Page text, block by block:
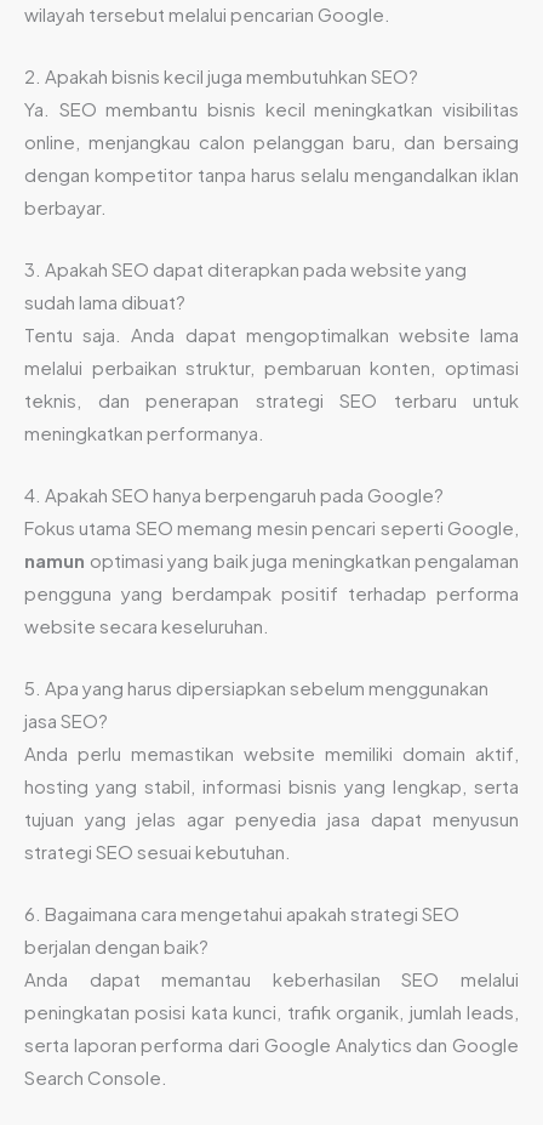
wilayah tersebut melalui pencarian Google.
2. Apakah bisnis kecil juga membutuhkan SEO?
Ya. SEO membantu bisnis kecil meningkatkan visibilitas
online, menjangkau calon pelanggan baru, dan bersaing
dengan kompetitor tanpa harus selalu mengandalkan iklan
berbayar.
3. Apakah SEO dapat diterapkan pada website yang
sudah lama dibuat?
Tentu saja. Anda dapat mengoptimalkan website lama
melalui perbaikan struktur, pembaruan konten, optimasi
teknis, dan penerapan strategi SEO terbaru untuk
meningkatkan performanya.
4. Apakah SEO hanya berpengaruh pada Google?
Fokus utama SEO memang mesin pencari seperti Google,
namun optimasi yang baik juga meningkatkan pengalaman
pengguna yang berdampak positif terhadap performa
website secara keseluruhan.
5. Apa yang harus dipersiapkan sebelum menggunakan
jasa SEO?
Anda perlu memastikan website memiliki domain aktif,
hosting yang stabil, informasi bisnis yang lengkap, serta
tujuan yang jelas agar penyedia jasa dapat menyusun
strategi SEO sesuai kebutuhan.
6. Bagaimana cara mengetahui apakah strategi SEO
berjalan dengan baik?
Anda dapat memantau keberhasilan SEO melalui
peningkatan posisi kata kunci, trafik organik, jumlah leads,
serta laporan performa dari Google Analytics dan Google
Search Console.